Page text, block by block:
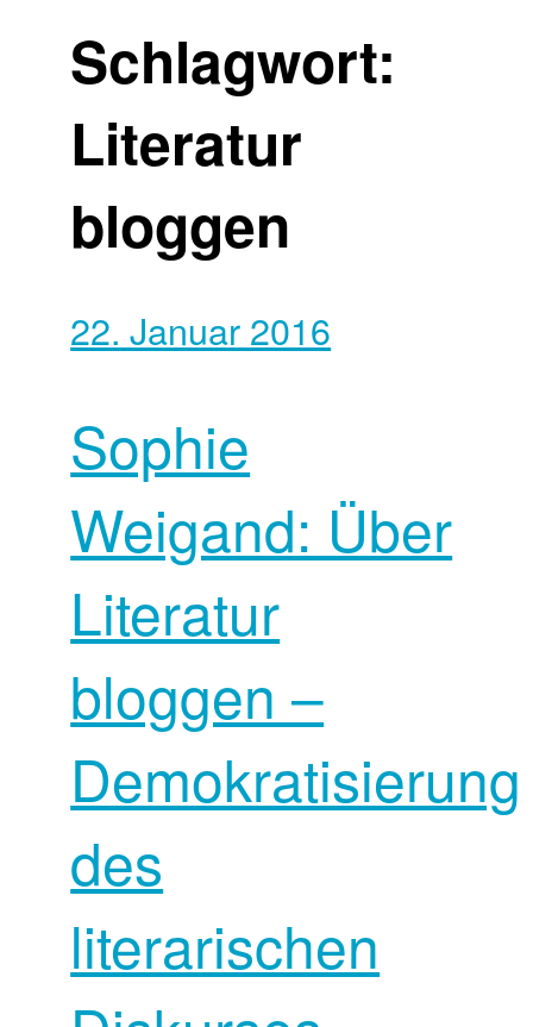
Schlagwort:
Literatur
bloggen
22. Januar 2016
Sophie
Weigand: Über
Literatur
bloggen –
Demokratisierung
des
literarischen